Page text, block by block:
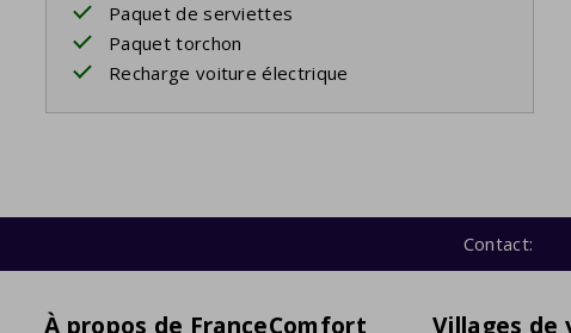
Paquet de serviettes
Paquet torchon
Recharge voiture électrique
Contact:
À propos de FranceComfort Villages de